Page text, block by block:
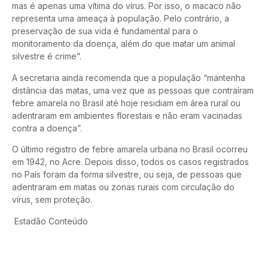
mas é apenas uma vítima do vírus. Por isso, o macaco não
representa uma ameaça à população. Pelo contrário, a
preservação de sua vida é fundamental para o
monitoramento da doença, além do que matar um animal
silvestre é crime”.
A secretaria ainda recomenda que a população “mantenha
distância das matas, uma vez que as pessoas que contraíram
febre amarela no Brasil até hoje residiam em área rural ou
adentraram em ambientes florestais e não eram vacinadas
contra a doença”.
O último registro de febre amarela urbana no Brasil ocorreu
em 1942, no Acre. Depois disso, todos os casos registrados
no País foram da forma silvestre, ou seja, de pessoas que
adentraram em matas ou zonas rurais com circulação do
vírus, sem proteção.
Estadão Conteúdo